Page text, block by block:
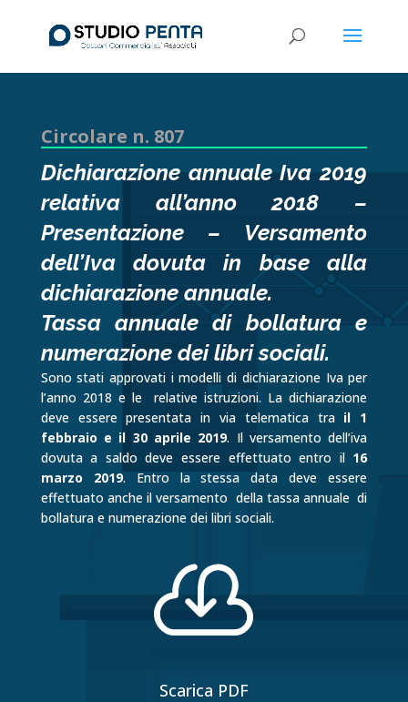
Circolare n. 807
Dichiarazione annuale Iva 2019
relativa all’anno 2018 –
Presentazione – Versamento
dell’Iva dovuta in base alla
dichiarazione annuale.
Tassa annuale di bollatura e
numerazione dei libri sociali.
Sono stati approvati i modelli di dichiarazione Iva per
l’anno 2018 e le relative istruzioni. La dichiarazione
deve essere presentata in via telematica tra il 1
febbraio e il 30 aprile 2019. Il versamento dell’iva
dovuta a saldo deve essere effettuato entro il 16
marzo 2019. Entro la stessa data deve essere
effettuato anche il versamento della tassa annuale di
bollatura e numerazione dei libri sociali.

Scarica PDF